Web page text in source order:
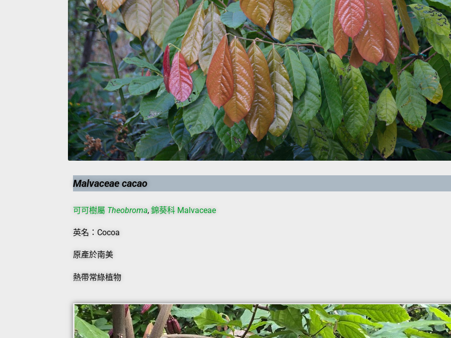
Malvaceae cacao
可可樹屬 Theobroma, 錦葵科 Malvaceae
英名：Cocoa
原產於南美
熱帶常綠植物